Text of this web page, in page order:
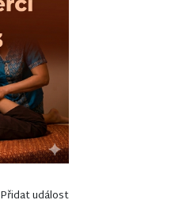
Přidat událost